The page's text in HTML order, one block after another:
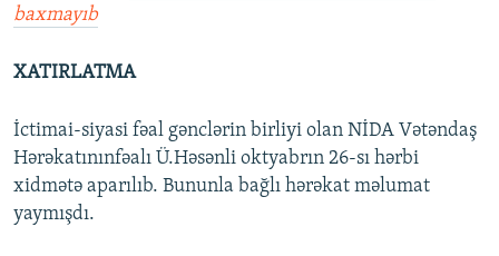
baxmayıb
XATIRLATMA
İctimai-siyasi fəal gənclərin birliyi olan NİDA Vətəndaş
Hərəkatınınfəalı Ü.Həsənli oktyabrın 26-sı hərbi
xidmətə aparılıb. Bununla bağlı hərəkat məlumat
yaymışdı.